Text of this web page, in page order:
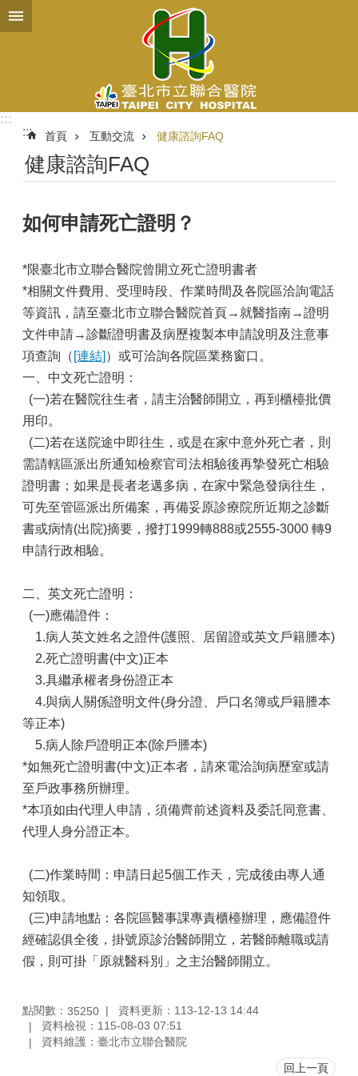
跳到主要內容區塊
:::
:::
首頁 互動交流 健康諮詢FAQ
健康諮詢FAQ
如何申請死亡證明？
*限臺北市立聯合醫院曾開立死亡證明書者
*相關文件費用、受理時段、作業時間及各院區洽詢電話
等資訊，請至臺北市立聯合醫院首頁→就醫指南→證明
文件申請→診斷證明書及病歷複製本申請說明及注意事
項查詢（ [連結] ）或可洽詢各院區業務窗口。
一、中文死亡證明：
(一)若在醫院往生者，請主治醫師開立，再到櫃檯批價
用印。
(二)若在送院途中即往生，或是在家中意外死亡者，則
需請轄區派出所通知檢察官司法相驗後再摯發死亡相驗
證明書；如果是長者老邁多病，在家中緊急發病往生，
可先至管區派出所備案，再備妥原診療院所近期之診斷
書或病情(出院)摘要，撥打1999轉888或2555-3000 轉9
申請行政相驗。
二、英文死亡證明：
(一)應備證件：
1.病人英文姓名之證件(護照、居留證或英文戶籍謄本)
2.死亡證明書(中文)正本
3.具繼承權者身份證正本
4.與病人關係證明文件(身分證、戶口名簿或戶籍謄本
等正本)
5.病人除戶證明正本(除戶謄本)
*如無死亡證明書(中文)正本者，請來電洽詢病歷室或請
至戶政事務所辦理。
*本項如由代理人申請，須備齊前述資料及委託同意書、
代理人身分證正本。
(二)作業時間：申請日起5個工作天，完成後由專人通
知領取。
(三)申請地點：各院區醫事課專責櫃檯辦理，應備證件
經確認俱全後，掛號原診治醫師開立，若醫師離職或請
假，則可掛「原就醫科別」之主治醫師開立。
點閱數： 35250
資料更新：113-12-13 14:44
資料檢視：115-08-03 07:51
資料維護：臺北市立聯合醫院
回上一頁